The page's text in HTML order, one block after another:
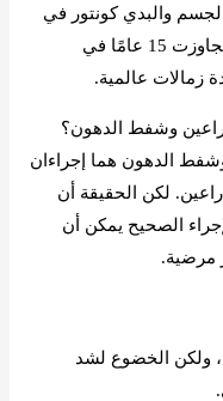
والبدي كونتور في
الرياض – السعودية، بفضل خبرته التي تجاوزت 15 عامًا في
زمالات عالمية.
وشفط الدهون؟
الدهون هما إجراءان
لكن الحقيقة أن
الصحيح يمكن أن
مرضية.
ولكن الخضوع لشد